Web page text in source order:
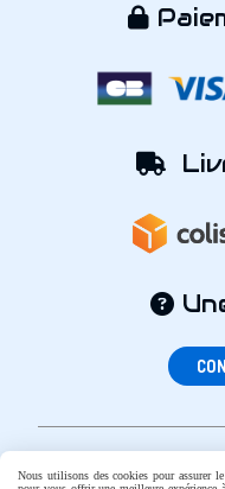



Nous utilisons des cookies pour assurer